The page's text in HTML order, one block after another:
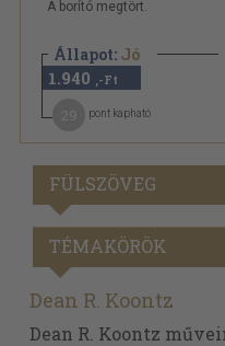
A borító megtört.
Állapot: Jó
1.940 ,-Ft
pont kapható
FÜLSZÖVEG
TÉMAKÖRÖK
Dean R. Koontz
Dean R. Koontz